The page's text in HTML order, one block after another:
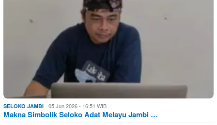
SELOKO JAMBI 05 Jun 2026 - 16:51 WIB
Makna Simbolik Seloko Adat Melayu Jambi …